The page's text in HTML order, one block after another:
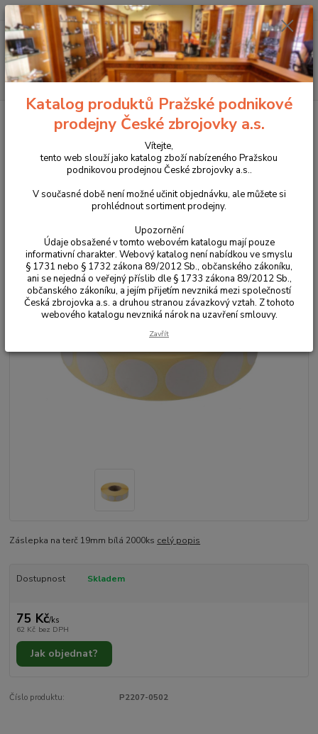
Menu
Hledat
+420 225 375 800
Střelecké terče a záslepky Záslepka na terč 19mm bílá
Záslepka na terč 19mm bílá
Záslepka na terč 19mm bílá 2000ks celý popis
Dostupnost Skladem
75 Kč/ks
62 Kč bez DPH
Jak objednat?
Číslo produktu: P2207-0502
Katalog produktů Pražské podnikové
prodejny České zbrojovky a.s.
Vítejte,
tento web slouží jako katalog zboží nabízeného Pražskou
podnikovou prodejnou České zbrojovky a.s..
V současné době není možné učinit objednávku, ale můžete si
prohlédnout sortiment prodejny.
Upozornění
Údaje obsažené v tomto webovém katalogu mají pouze
informativní charakter. Webový katalog není nabídkou ve smyslu
§ 1731 nebo § 1732 zákona 89/2012 Sb., občanského zákoníku,
ani se nejedná o veřejný příslib dle § 1733 zákona 89/2012 Sb.,
občanského zákoníku, a jejím přijetím nevzniká mezi společností
Česká zbrojovka a.s. a druhou stranou závazkový vztah. Z tohoto
webového katalogu nevzniká nárok na uzavření smlouvy.
Zavřít